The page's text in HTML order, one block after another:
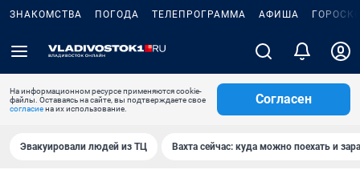
ЗНАКОМСТВА ПОГОДА ТЕЛЕПРОГРАММА АФИША
На информационном ресурсе применяются cookie-
файлы. Оставаясь на сайте, вы подтверждаете свое
согласиена их использование.
Согласен
Эвакуировали людей из ТЦ Вахта сейчас: куда можно поехать и